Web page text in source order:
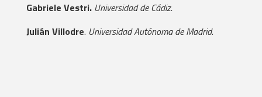
Gabriele Vestri. Universidad de Cádiz.
Julián Villodre. Universidad Autónoma de Madrid.